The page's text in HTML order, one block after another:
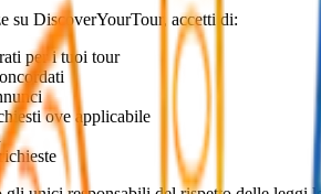
su DiscoverYourTour, accetti di:
per i tuoi tour
ove applicabile